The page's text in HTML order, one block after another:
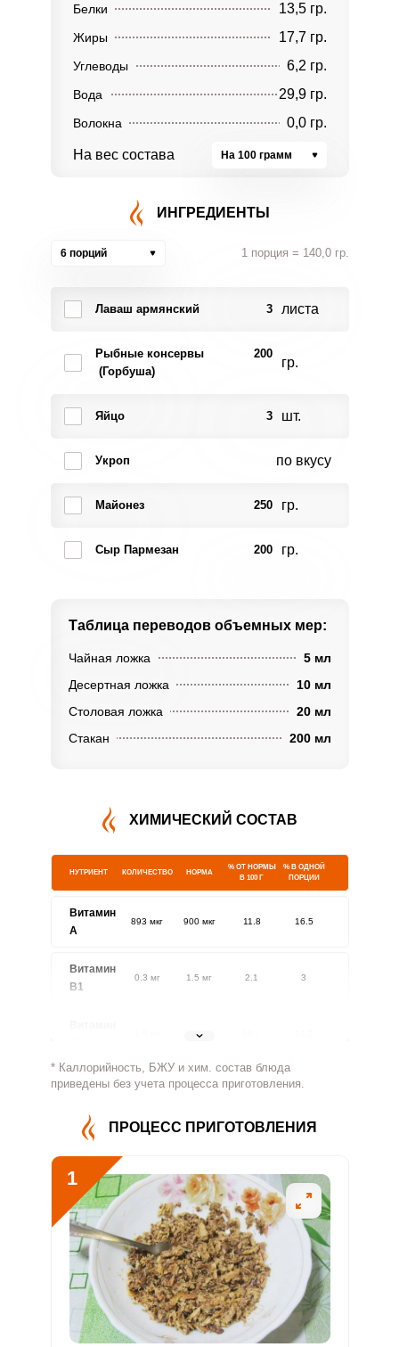
Белки 13,5 гр.
Жиры 17,7 гр.
Углеводы 6,2 гр.
Вода 29,9 гр.
Волокна 0,0 гр.
На вес состава На 100 грамм
ИНГРЕДИЕНТЫ
6 порций 1 порция = 140,0 гр.
Лаваш армянский 3 листа
Рыбные консервы
(Горбуша)
200
гр.
Яйцо 3 шт.
Укроп по вкусу
Майонез 250 гр.
Сыр Пармезан 200 гр.
Таблица переводов объемных мер:
Чайная ложка
5 мл
Десертная ложка
10 мл
Столовая ложка
20 мл
Стакан
200 мл
ХИМИЧЕСКИЙ СОСТАВ
НУТРИЕНТ КОЛИЧЕСТВО НОРМА
% ОТ НОРМЫ
В 100 Г
% В ОДНОЙ
ПОРЦИИ
Витамин
A
893 мкг 900 мкг 11.8 16.5
Витамин
В1
0.3 мг 1.5 мг 2.1 3
1.8 мг
Витамин
494.3 мг 500 мг 11.8 16.5
Витамин
В5
Витамин
В6
2 мг 2.8 3.9
Витамин
32.3 мкг 400 мкг 1
Витамин
В12
3.3 мкг 3 мкг 12.9 18.1
* Каллорийность, БЖУ и хим. состав блюда
приведены без учета процесса приготовления.
ПРОЦЕСС ПРИГОТОВЛЕНИЯ
1